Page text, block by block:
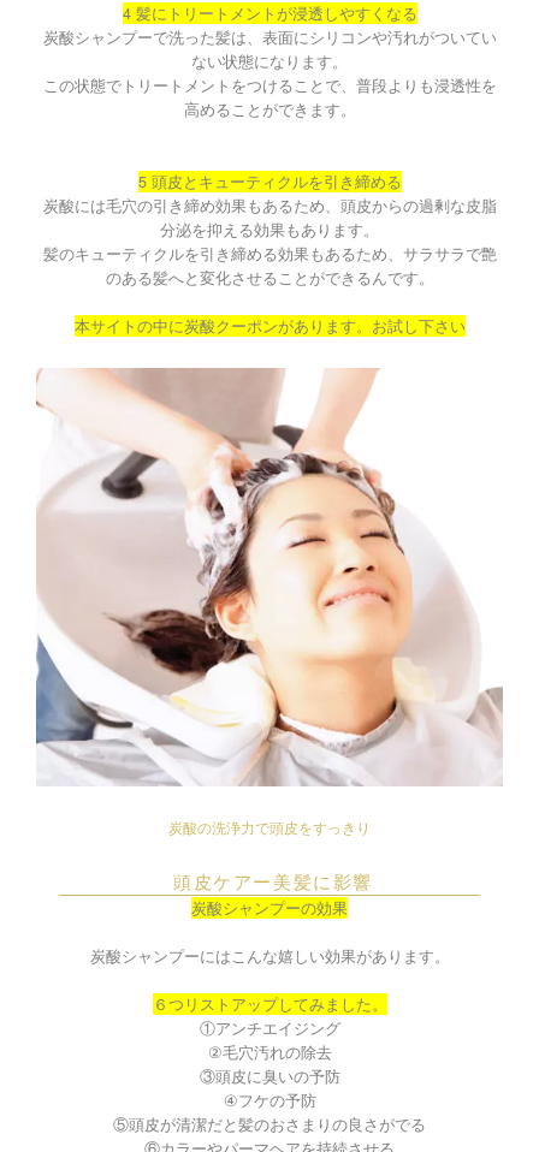
4 髪にトリートメントが浸透しやすくなる
炭酸シャンプーで洗った髪は、表面にシリコンや汚れがついてい
ない状態になります。
この状態でトリートメントをつけることで、普段よりも浸透性を
高めることができます。
5 頭皮とキューティクルを引き締める
炭酸には毛穴の引き締め効果もあるため、頭皮からの過剰な皮脂
分泌を抑える効果もあります。
髪のキューティクルを引き締める効果もあるため、サラサラで艶
のある髪へと変化させることができるんです。
本サイトの中に炭酸クーポンがあります。お試し下さい
炭酸の洗浄力で頭皮をすっきり
頭皮ケアー美髪に影響
炭酸シャンプーの効果
炭酸シャンプーにはこんな嬉しい効果があります。
６つリストアップしてみました。
①アンチエイジング
②毛穴汚れの除去
③頭皮に臭いの予防
④フケの予防
⑤頭皮が清潔だと髪のおさまりの良さがでる